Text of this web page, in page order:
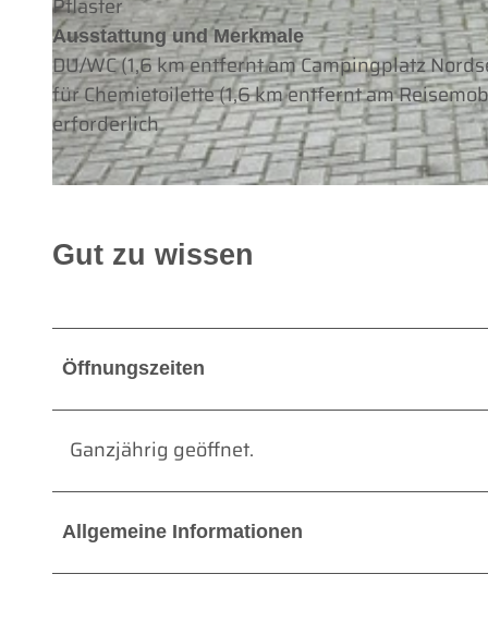
Pflaster
Ausstattung und Merkmale
DU/WC (1,6 km entfernt am Campingplatz
für Chemietoilette (1,6 km entfernt am
erforderlich
Gut zu wissen
Öffnungszeiten
Ganzjährig geöffnet.
Allgemeine Informationen